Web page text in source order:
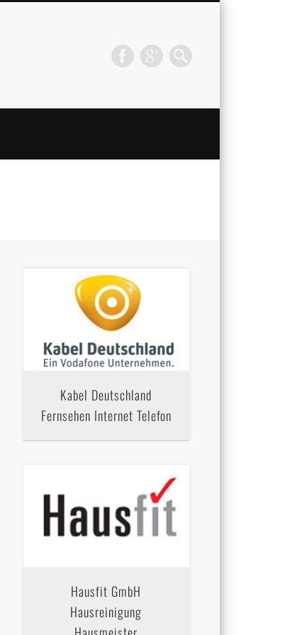
Kabel Deutschland
Fernsehen Internet Telefon
Hausfit GmbH
Hausreinigung